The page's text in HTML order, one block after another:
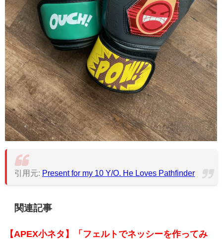
引用元: Present for my 10 Y/O. He Loves Pathfinder
関連記事
【APEX小ネタ】「フェルトでネッシーを作ってみ